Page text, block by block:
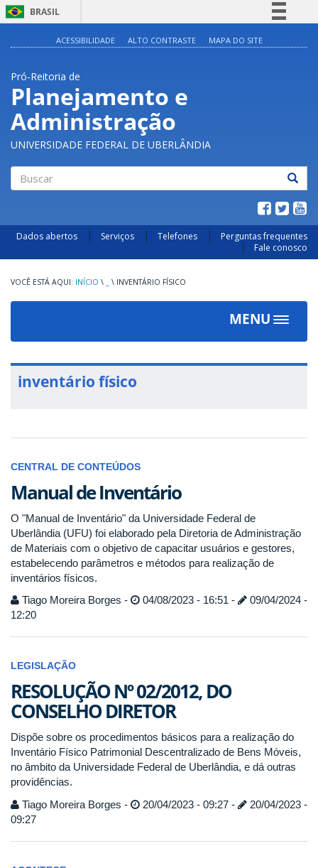
BRASIL
Acesso à informação
ACESSIBILIDADE ALTO CONTRASTE MAPA DO SITE
Pró-Reitoria de
Planejamento e
Administração
UNIVERSIDADE FEDERAL DE UBERLÂNDIA
Dados abertos Serviços Telefones
Perguntas frequentes
Fale conosco
INÍCIO \ \ INVENTÁRIO FÍSICO
MENU
Toggle
inventário físico
CENTRAL DE CONTEÚDOS
Manual de Inventário
O "Manual de Inventário" da Universidade Federal de
Uberlândia (UFU) foi elaborado pela Diretoria de Administração
de Materiais com o objetivo de capacitar usuários e gestores,
estabelecendo parâmetros e métodos para realização de
inventários físicos.
Tiago Moreira Borges -
04/08/2023 - 16:51 -
09/04/2024 -
12:20
LEGISLAÇÃO
RESOLUÇÃO Nº 02/2012, DO
CONSELHO DIRETOR
Dispõe sobre os procedimentos básicos para a realização do
Inventário Físico Patrimonial Descentralizado de Bens Móveis,
no âmbito da Universidade Federal de Uberlândia, e dá outras
providências.
Tiago Moreira Borges -
20/04/2023 - 09:27 -
20/04/2023 -
09:27